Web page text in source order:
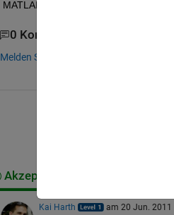
MATLAB and Simulink files?
0 Kommentare
Melden Sie sich an, um zu kommentieren.
Akzeptierte Antwort
Kai Harth am 20 Jun. 2011